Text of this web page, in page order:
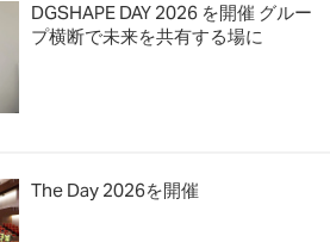
DGSHAPE DAY 2026 を開催 グルー
プ横断で未来を共有する場に
The Day 2026を開催